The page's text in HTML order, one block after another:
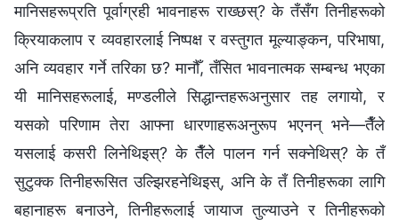
मानिसहरूप्रति पूर्वाग्रही भावनाहरू राख्छस्? के तँसँग तिनीहरूको
क्रियाकलाप र व्यवहारलाई निष्पक्ष र वस्तुगत मूल्याङ्कन, परिभाषा,
अनि व्यवहार गर्ने तरिका छ? मानौँ, तँसित भावनात्मक सम्बन्ध भएका
यी मानिसहरूलाई, मण्डलीले सिद्धान्तहरूअनुसार तह लगायो, र
यसको परिणाम तेरा आफ्ना धारणाहरूअनुरूप भएनन् भने—तैँले
यसलाई कसरी लिनेथिइस्? के तैँले पालन गर्न सक्नेथिस्? के तँ
सुटुक्क तिनीहरूसित उल्झिरहनेथिइस्, अनि के तँ तिनीहरूका लागि
बहानाहरू बनाउने, तिनीहरूलाई जायाज तुल्याउने र तिनीहरूको